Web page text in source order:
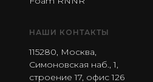
НАШИ КОНТАКТЫ
115280, Москва,
Симоновская наб., 1,
строение 17, офис 126